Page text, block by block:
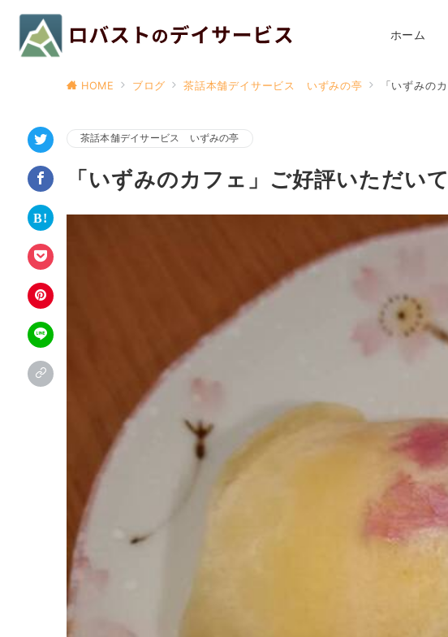
ホーム
HOME ブログ 茶話本舗デイサービス いずみの亭 「いずみの
茶話本舗デイサービス いずみの亭
「いずみのカフェ」ご好評いただい